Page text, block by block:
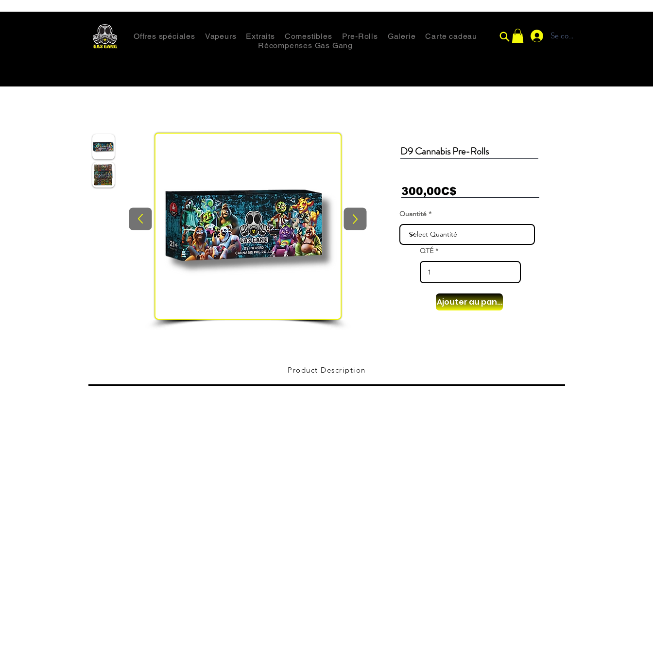
Offres spéciales Vapeurs Extraits Comestibles Pre-Rolls Galerie
Carte cadeau
Récompenses Gas Gang
Se connecter
D9 Cannabis Pre-Rolls
300,00C$
Quantité
QTÉ
Ajouter au panier
Product Description